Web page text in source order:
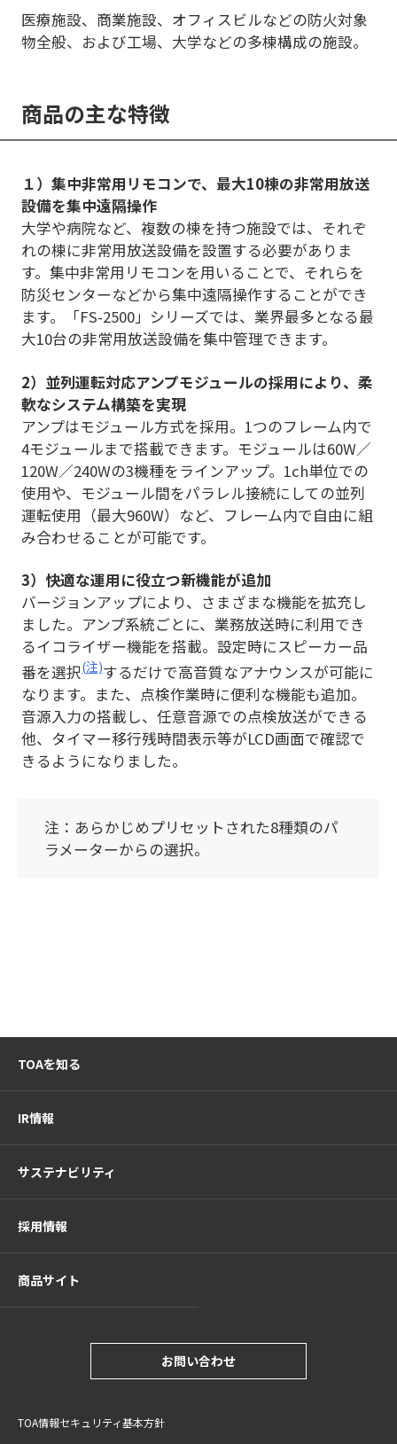
医療施設、商業施設、オフィスビルなどの防火対象
物全般、および工場、大学などの多棟構成の施設。
商品の主な特徴
１）集中非常用リモコンで、最大10棟の非常用放送
設備を集中遠隔操作
大学や病院など、複数の棟を持つ施設では、それぞ
れの棟に非常用放送設備を設置する必要がありま
す。集中非常用リモコンを用いることで、それらを
防災センターなどから集中遠隔操作することができ
ます。「FS-2500」シリーズでは、業界最多となる最
大10台の非常用放送設備を集中管理できます。
2）並列運転対応アンプモジュールの採用により、柔
軟なシステム構築を実現
アンプはモジュール方式を採用。1つのフレーム内で
4モジュールまで搭載できます。モジュールは60W／
120W／240Wの3機種をラインアップ。1ch単位での
使用や、モジュール間をパラレル接続にしての並列
運転使用（最大960W）など、フレーム内で自由に組
み合わせることが可能です。
3）快適な運用に役立つ新機能が追加
バージョンアップにより、さまざまな機能を拡充し
ました。アンプ系統ごとに、業務放送時に利用でき
るイコライザー機能を搭載。設定時にスピーカー品
番を選択(注)するだけで高音質なアナウンスが可能に
なります。また、点検作業時に便利な機能も追加。
音源入力の搭載し、任意音源での点検放送ができる
他、タイマー移行残時間表示等がLCD画面で確認で
きるようになりました。
注：あらかじめプリセットされた8種類のパ
ラメーターからの選択。
TOAを知る
IR情報
サステナビリティ
採用情報
商品サイト
お問い合わせ
TOA情報セキュリティ基本方針